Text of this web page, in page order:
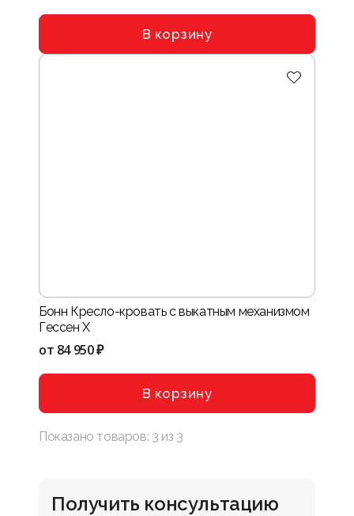
В корзину
Бонн Кресло-кровать с выкатным механизмом
Гессен X
от 84 950 ₽
В корзину
Показано товаров: 3 из 3
Получить консультацию